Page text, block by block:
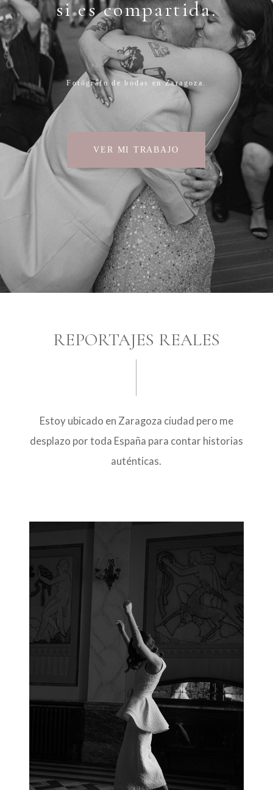
Mi mayor satisfacción es capturar esas verdades
sutiles, lo que no se ve a simple vista, para que
vuestro patrimonio emocional sea, ante todo, real.
si es compartida.
Fotógrafo de bodas en Zaragoza.
VER MI TRABAJO
REPORTAJES REALES
Estoy ubicado en Zaragoza ciudad pero me
desplazo por toda España para contar historias
auténticas.